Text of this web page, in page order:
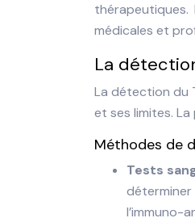
médicales et
La
La détection du
et ses limites.
Méthodes de
Tests
déterminer
l’immuno-